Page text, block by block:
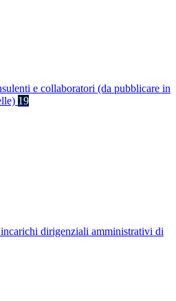
e collaboratori (da pubblicare in
19
dirigenziali amministrativi di